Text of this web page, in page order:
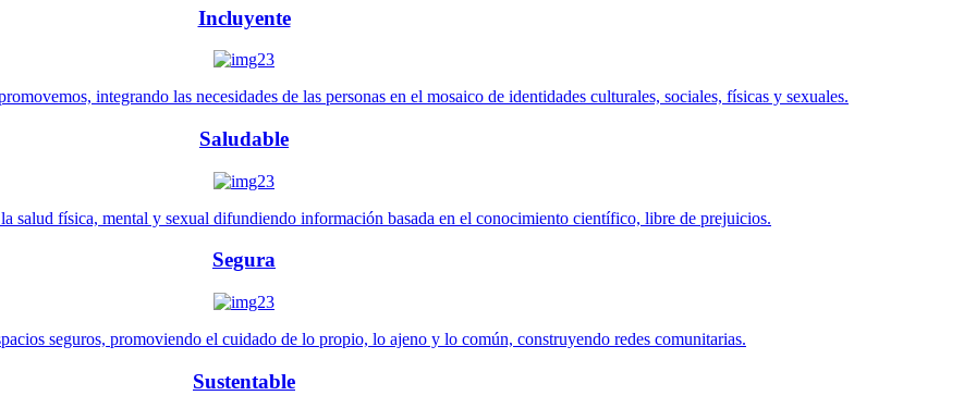
Incluyente
integrando las necesidades de las personas en el mosaico de identidades culturales, sociales, físicas y sexuales.
Saludable
salud física, mental y sexual difundiendo información basada en el conocimiento científico, libre de prejuicios.
Segura
seguros, promoviendo el cuidado de lo propio, lo ajeno y lo común, construyendo redes comunitarias.
Sustentable